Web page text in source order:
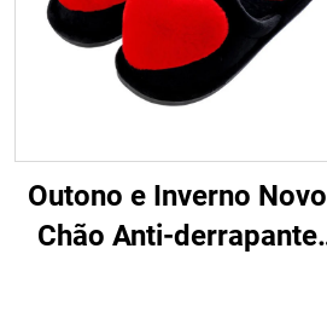
Outono e Inverno Novo
Chão Anti-derrapante